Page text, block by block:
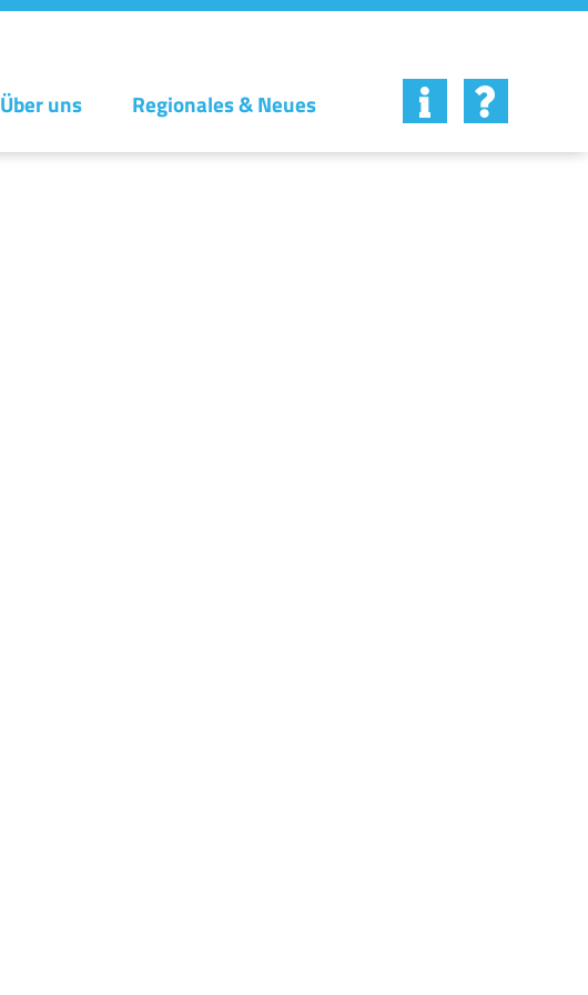
Über uns Regionales & Neues